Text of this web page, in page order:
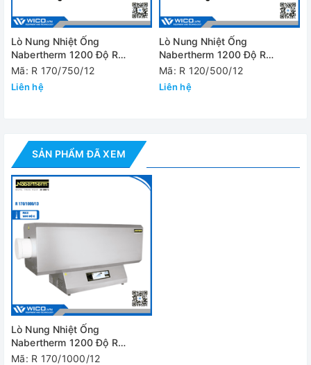
nung để người dùng có thể theo dõi.
Thông số kỹ thuật
Model R 170/1000/12
Kích thước bên
trong lò
(WxDxH)
1170x460x628 mm
Chiều dài gia
nhiệt
nhiệt độ chính
xác ± 5 độ C/K
330 mm
Chiều dài ống 1400 mm
Công suất gia
nhiệt
11.5kW
Lò Nung Nhiệt Ống
Nabertherm 1200 Độ R
170/750/12
Mã: R 170/750/12
Liên hệ
Lò Nung Nhiệt Ống
Nabertherm 1200 Độ R
120/500/12
Mã: R 120/500/12
Liên hệ
SẢN PHẨM ĐÃ XEM
Lò Nung Nhiệt Ống
Nabertherm 1200 Độ R
170/1000/12
Mã: R 170/1000/12